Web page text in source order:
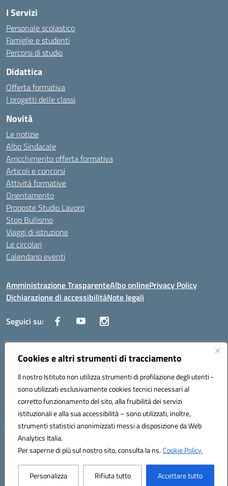
Cookies e altri strumenti di tracciamento
Il nostro Istituto non utilizza strumenti di profilazione degli utenti -
sono utilizzati esclusivamente cookies tecnici necessari al
corretto funzionamento del sito, alla fruibilità dei servizi
istituzionali e alla sua accessibilità – sono utilizzati, inoltre,
strumenti statistici anonimizzati messi a disposizione da Web
Analytics Italia.
Per saperne di più sul nostro sito, consulta la ns.Cookie Policy.
Personalizza Rifiuta tutto Accettare tutto
I Servizi
Personale scolastico
Famiglie e studenti
Percorsi di studio
Didattica
Offerta formativa
I progetti delle classi
Novità
Le notizie
Albo Sindacale
Arricchimento offerta formativa
Articoli e concorsi
Attività formative
Orientamento
Proposte Studio Lavoro
Stop Bullismo
Viaggi di istruzione
Le circolari
Calendario eventi
Amministrazione TrasparenteAlbo onlinePrivacy Policy
Dichiarazione di accessibilitàNote legali
Seguici su:
Indirizzo:Corso Fornari, 1 - 70056 Molfetta
Posta elettronica certificata (PEC):BARH04000D@pec.istruzione.it
Codice fiscale: 93249230728
Codice meccanografico:BARH04000D
Hosting & Powered by 3D Solution S.r.l.
Concept & Design by Designers Italia